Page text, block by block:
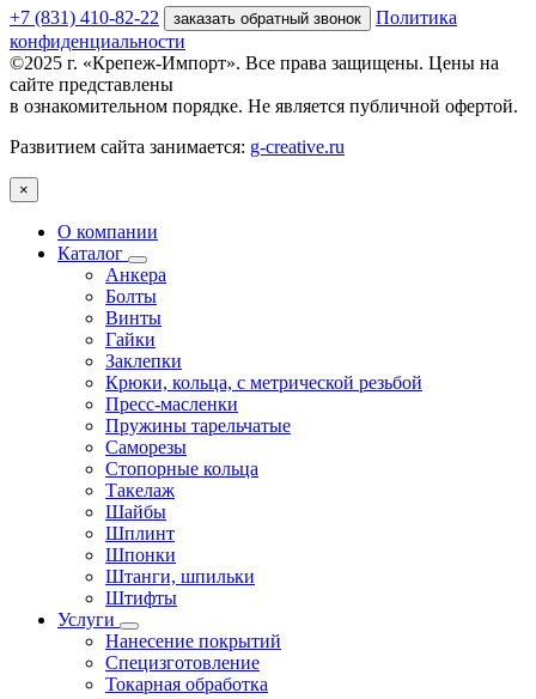
+7 (831) 410-82-22 заказать обратный звонок
Политика
конфиденциальности
©2025 г. «Крепеж-Импорт». Все права защищены. Цены на
сайте представлены
в ознакомительном порядке. Не является публичной офертой.
Развитием сайта занимается: g-creative.ru
×
О компании
Каталог
Анкера
Болты
Винты
Гайки
Заклепки
Крюки, кольца, с метрической резьбой
Пресс-масленки
Пружины тарельчатые
Саморезы
Стопорные кольца
Такелаж
Шайбы
Шплинт
Шпонки
Штанги, шпильки
Штифты
Услуги
Нанесение покрытий
Специзготовление
Токарная обработка